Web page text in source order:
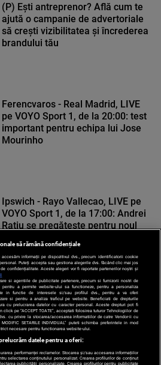
(P) Ești antreprenor? Află cum te
ajută o campanie de advertoriale
să crești vizibilitatea și încrederea
brandului tău
Ferencvaros - Real Madrid, LIVE
pe VOYO Sport 1, de la 20:00: test
important pentru echipa lui Jose
Mourinho
Ipswich - Rayo Vallecao, LIVE pe
VOYO Sport 1, de la 17:00: Andrei
Rațiu se pregătește pentru noul
să rămână confidențiale
informații pe dispozitivul dvs., precum identificatorii cookie
Puteți accepta sau gestiona alegerile dvs. făcând clic mai jos
confidențialitate. Aceste alegeri vor fi raportate partenerilor noștri și
si agentiile de publicitate partenere, precum si furnizorii nostri de
a permite website-ului sa functioneze, pentru a personaliza
in functie de interesele si/sau profilul dvs., pentru a va oferi
si pentru a analiza traficul pe website. Beneficiati de drepturile
cu prelucrarea datelor cu caracter personal. Aceste drepturi pot fi
click pe “ACCEPT TOATE”, acceptati folosirea tuturor Tehnologiilor de
cu privire la stocarea/accesarea informatiilor de catre Vendor-ii cu
SETARILE INDIVIDUAL” puteti schimba preferintele in mod
necesare pentru functionarea website-ului.
datele pentru a oferi:
performanței reclamelor. Stocarea și/sau accesarea informațiilor
selectarea conținutului personalizat. Crearea profilurilor de conținut
publicității personalizate. Crearea profilurilor pentru publicitate